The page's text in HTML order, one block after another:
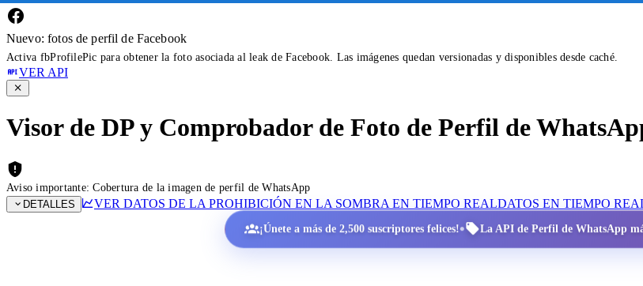
Nuevo: fotos de perfil de Facebook
Activa fbProfilePic para obtener la foto asociada al leak de Facebook. Las imágenes quedan versionadas y disponibles desde caché.
VER API
Visor de DP y Comprobador de Foto de Perfil de
Aviso importante: Cobertura de la imagen de perfil de WhatsApp
DETALLES
VER DATOS DE LA PROHIBICIÓN EN LA SOMBRA EN TIEMPO REALDATOS EN TIEMPO
¡Únete a más de 2,500 suscriptores felices!• La API de Perfil de WhatsApp